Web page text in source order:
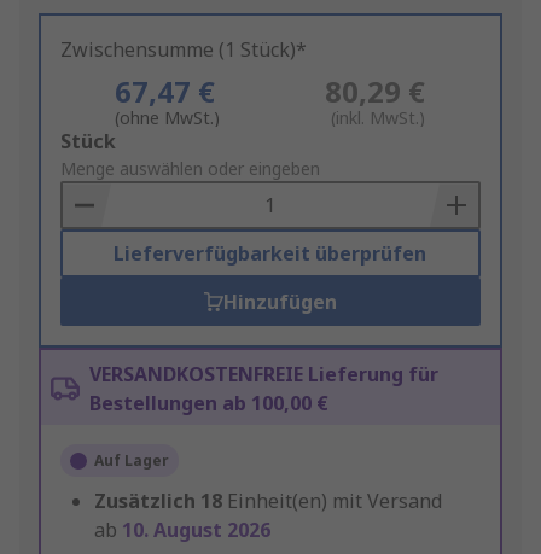
Zwischensumme (1 Stück)*
67,47 €
(ohne MwSt.)
80,29 €
(inkl. MwSt.)
Add
to
Basket
Stück
Menge auswählen oder eingeben
Lieferverfügbarkeit überprüfen
Hinzufügen
VERSANDKOSTENFREIE Lieferung für
Bestellungen ab 100,00 €
Auf Lager
Zusätzlich 18 Einheit(en) mit Versand
ab 10. August 2026